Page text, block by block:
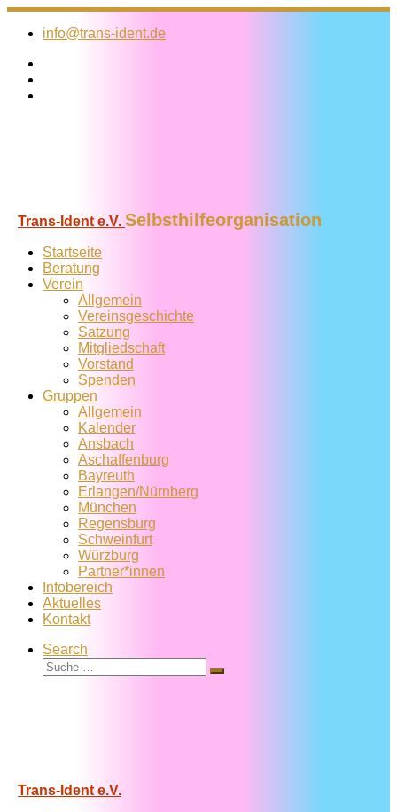
Zum
Inhalt
info@trans-ident.de
Trans-Ident e.V. Selbsthilfeorganisation
Startseite
Beratung
Verein
Allgemein
Vereins­geschichte
Satzung
Mitglied­schaft
Vorstand
Spenden
Gruppen
Allgemein
Kalender
Ansbach
Aschaffenburg
Bayreuth
Erlangen/Nürnberg
München
Regensburg
Schweinfurt
Würzburg
Partner*innen
Infobereich
Aktuelles
Kontakt
Search
Suche
Suche
Trans-Ident e.V.